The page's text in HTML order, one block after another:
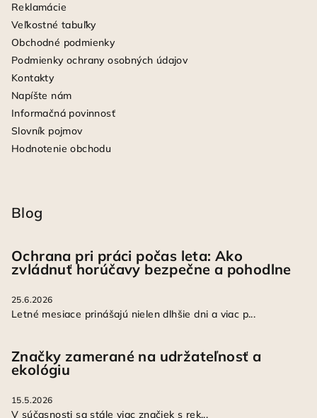
Reklamácie
Veľkostné tabuľky
Obchodné podmienky
Podmienky ochrany osobných údajov
Kontakty
Napíšte nám
Informačná povinnosť
Slovník pojmov
Hodnotenie obchodu
Blog
Ochrana pri práci počas leta: Ako
zvládnuť horúčavy bezpečne a pohodlne
25.6.2026
Letné mesiace prinášajú nielen dlhšie dni a viac p...
Značky zamerané na udržateľnosť a
ekológiu
15.5.2026
V súčasnosti sa stále viac značiek s rek...